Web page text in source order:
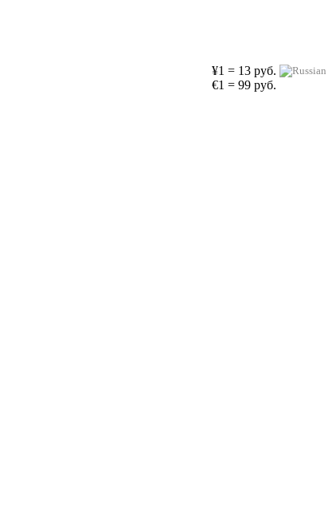
¥1 = 13 руб.
€1 = 99 руб.